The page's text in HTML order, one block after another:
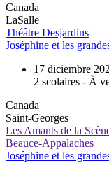
Canada
LaSalle
Théâtre Desjardins
Joséphine et les
17 diciembre
2 scolaires - À
Canada
Saint-Georges
Les Amants de la
Beauce-Appalaches
Joséphine et les